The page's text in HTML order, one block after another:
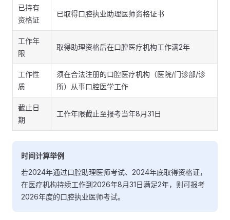
已持有
资格证
已取得口腔执业助理医师资格证书
工作年
限
取得助理资格后在口腔医疗机构工作满2年
工作性
质
须在合法注册的口腔医疗机构（医院/门诊部/诊
所）从事口腔医学工作
截止日
期
工作年限截止至报考当年8月31日
时间计算举例
若2024年通过口腔助理医师考试、2024年底取得资格证，
在医疗机构持续工作到2026年8月31日满足2年，则可报考
2026年度的口腔执业医师考试。